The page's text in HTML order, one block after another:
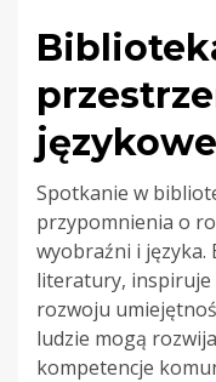
Spotkanie w
przypomnienia o
wyobraźni i języka.
literatury,
rozwoju
ludzie mogą
kompetencje